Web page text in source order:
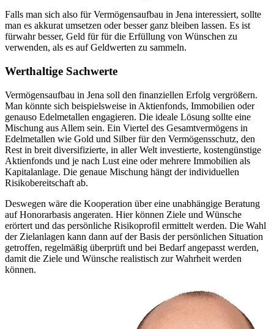
Falls man sich also für Vermögensaufbau in Jena interessiert, sollte
man es akkurat umsetzen oder besser ganz bleiben lassen. Es ist
fürwahr besser, Geld für für die Erfüllung von Wünschen zu
verwenden, als es auf Geldwerten zu sammeln.
Werthaltige Sachwerte
Vermögensaufbau in Jena soll den finanziellen Erfolg vergrößern.
Man könnte sich beispielsweise in Aktienfonds, Immobilien oder
genauso Edelmetallen engagieren. Die ideale Lösung sollte eine
Mischung aus Allem sein. Ein Viertel des Gesamtvermögens in
Edelmetallen wie Gold und Silber für den Vermögensschutz, den
Rest in breit diversifizierte, in aller Welt investierte, kostengünstige
Aktienfonds und je nach Lust eine oder mehrere Immobilien als
Kapitalanlage. Die genaue Mischung hängt der individuellen
Risikobereitschaft ab.
Deswegen wäre die Kooperation über eine unabhängige Beratung
auf Honorarbasis angeraten. Hier können Ziele und Wünsche
erörtert und das persönliche Risikoprofil ermittelt werden. Die Wahl
der Zielanlagen kann dann auf der Basis der persönlichen Situation
getroffen, regelmäßig überprüft und bei Bedarf angepasst werden,
damit die Ziele und Wünsche realistisch zur Wahrheit werden
können.